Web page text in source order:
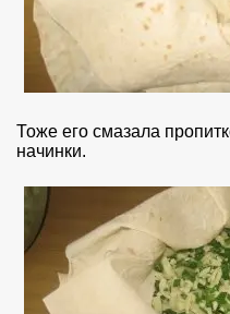
Тоже его смазала
начинки.